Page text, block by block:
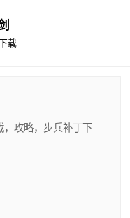
载
，攻略，步兵补丁下